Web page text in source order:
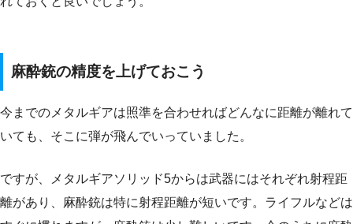
麻酔銃の精度を上げておこう
今までのメタルギアは照準を合わせればどんなに距離が離れて
いても、そこに弾が飛んでいっていました。
ですが、メタルギアソリッド5からは武器にはそれぞれ射程距
離があり、麻酔銃は特に射程距離が短いです。ライフルなどは